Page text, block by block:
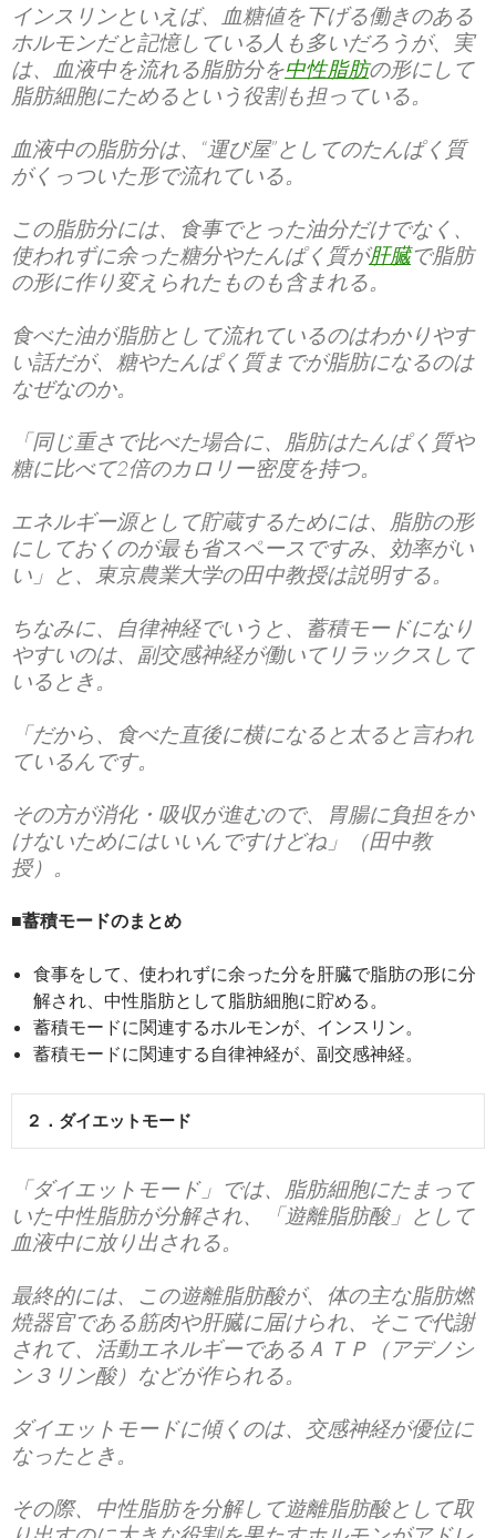
インスリンといえば、血糖値を下げる働きのある
ホルモンだと記憶している人も多いだろうが、実
は、血液中を流れる脂肪分を中性脂肪の形にして
脂肪細胞にためるという役割も担っている。
血液中の脂肪分は、“運び屋”としてのたんぱく質
がくっついた形で流れている。
この脂肪分には、食事でとった油分だけでなく、
使われずに余った糖分やたんぱく質が肝臓で脂肪
の形に作り変えられたものも含まれる。
食べた油が脂肪として流れているのはわかりやす
い話だが、糖やたんぱく質までが脂肪になるのは
なぜなのか。
「同じ重さで比べた場合に、脂肪はたんぱく質や
糖に比べて2倍のカロリー密度を持つ。
エネルギー源として貯蔵するためには、脂肪の形
にしておくのが最も省スペースですみ、効率がい
い」と、東京農業大学の田中教授は説明する。
ちなみに、自律神経でいうと、蓄積モードになり
やすいのは、副交感神経が働いてリラックスして
いるとき。
「だから、食べた直後に横になると太ると言われ
ているんです。
その方が消化・吸収が進むので、胃腸に負担をか
けないためにはいいんですけどね」（田中教
授）。
■蓄積モードのまとめ
食事をして、使われずに余った分を肝臓で脂肪の形に分
解され、中性脂肪として脂肪細胞に貯める。
蓄積モードに関連するホルモンが、インスリン。
蓄積モードに関連する自律神経が、副交感神経。
２．ダイエットモード
「ダイエットモード」では、脂肪細胞にたまって
いた中性脂肪が分解され、「遊離脂肪酸」として
血液中に放り出される。
最終的には、この遊離脂肪酸が、体の主な脂肪燃
焼器官である筋肉や肝臓に届けられ、そこで代謝
されて、活動エネルギーであるＡＴＰ（アデノシ
ン３リン酸）などが作られる。
ダイエットモードに傾くのは、交感神経が優位に
なったとき。
その際、中性脂肪を分解して遊離脂肪酸として取